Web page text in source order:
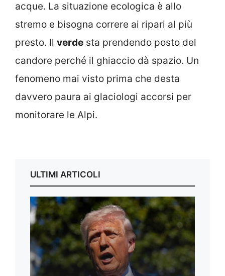
acque. La situazione ecologica è allo
stremo e bisogna correre ai ripari al più
presto. Il verde sta prendendo posto del
candore perché il ghiaccio dà spazio. Un
fenomeno mai visto prima che desta
davvero paura ai glaciologi accorsi per
monitorare le Alpi.
ULTIMI ARTICOLI